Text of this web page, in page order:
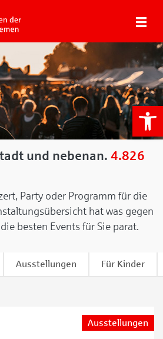
und nebenan. 4.826
Party oder Programm für die
hat was gegen
besten Events für Sie parat.
Ausstellungen Für Kinder
Ausstellungen